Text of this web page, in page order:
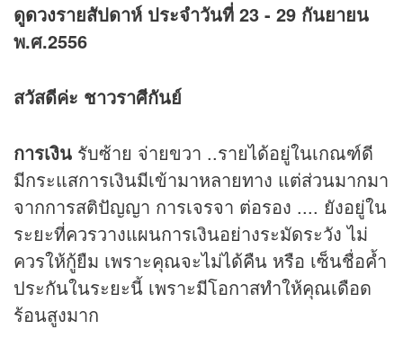
ดูดวงรายสัปดาห์ ประจำวันที่ 23 - 29 กันยายน
พ.ศ.2556
สวัสดีค่ะ ชาวราศีกันย์
การเงิน รับซ้าย จ่ายขวา ..รายได้อยู่ในเกณฑ์ดี
มีกระแสการเงินมีเข้ามาหลายทาง แต่ส่วนมากมา
จากการสติปัญญา การเจรจา ต่อรอง .... ยังอยู่ใน
ระยะที่ควรวางแผนการเงินอย่างระมัดระวัง ไม่
ควรให้กู้ยืม เพราะคุณจะไม่ได้คืน หรือ เซ็นชื่อค้ำ
ประกันในระยะนี้ เพราะมีโอกาสทำให้คุณเดือด
ร้อนสูงมาก